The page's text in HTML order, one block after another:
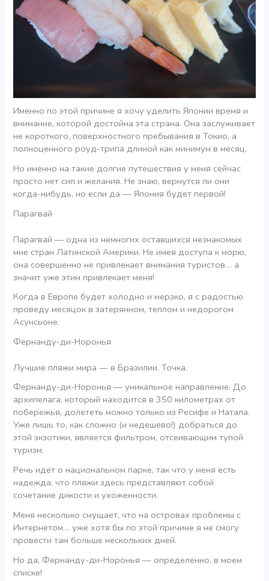
Именно по этой причине я хочу уделить Японии время и
внимание, которой достойна эта страна. Она заслуживает
не короткого, поверхностного пребывания в Токио, а
полноценного роуд-трипа длиной как минимум в месяц.
Но именно на такие долгие путешествия у меня сейчас
просто нет сил и желания. Не знаю, вернутся ли они
когда-нибудь, но если да — Япония будет первой!
Парагвай
Парагвай — одна из немногих оставшихся незнакомых
мне стран Латинской Америки. Не имея доступа к морю,
она совершенно не привлекает внимания туристов… а
значит уже этим привлекает меня!
Когда в Европе будет холодно и мерзко, я с радостью
проведу месяцок в затерянном, теплом и недорогом
Асунсьоне.
Фернанду-ди-Норонья
Лучшие пляжи мира — в Бразилии. Точка.
Фернанду-ди-Норонья — уникальное направление. До
архипелага, который находится в 350 километрах от
побережья, долететь можно только из Ресифе и Натала.
Уже лишь то, как сложно (и недешево!) добраться до
этой экзотики, является фильтром, отсеивающим тупой
туризм.
Речь идет о национальном парке, так что у меня есть
надежда, что пляжи здесь представляют собой
сочетание дикости и ухоженности.
Меня несколько смущает, что на островах проблемы с
Интернетом… уже хотя бы по этой причине я не смогу
провести там больше нескольких дней.
Но да, Фернанду-ди-Норонья — определенно, в моем
списке!